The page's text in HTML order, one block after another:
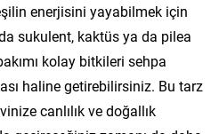
enerjisini yayabilmek için
sukulent, kaktüs ya da pilea
kolay bitkileri sehpa
haline getirebilirsiniz. Bu tarz
canlılık ve doğallık